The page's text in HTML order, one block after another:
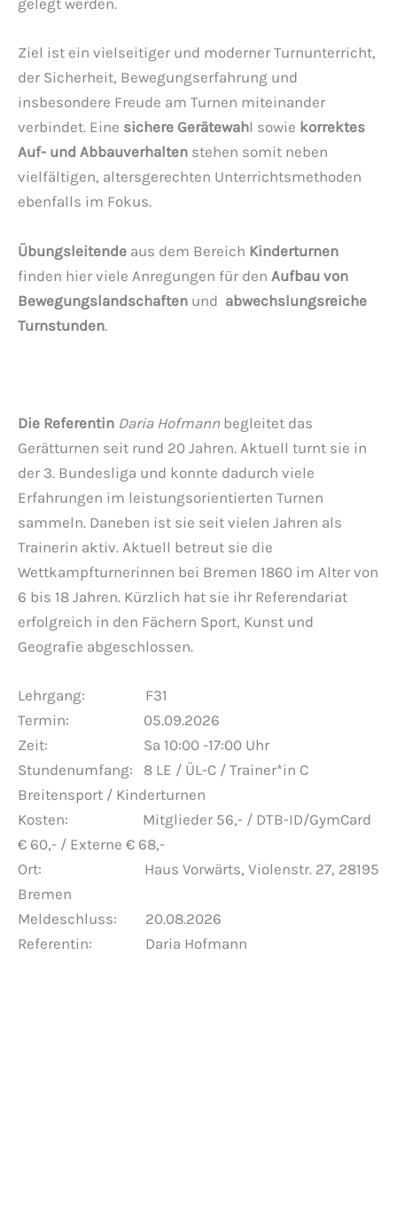
gelegt werden.
Ziel ist ein vielseitiger und moderner Turnunterricht,
der Sicherheit, Bewegungserfahrung und
insbesondere Freude am Turnen miteinander
verbindet. Eine sichere Gerätewahl sowie korrektes
Auf- und Abbauverhalten stehen somit neben
vielfältigen, altersgerechten Unterrichtsmethoden
ebenfalls im Fokus.
Übungsleitende aus dem Bereich Kinderturnen
finden hier viele Anregungen für den Aufbau von
Bewegungslandschaften und abwechslungsreiche
Turnstunden.
Die Referentin Daria Hofmann begleitet das
Gerätturnen seit rund 20 Jahren. Aktuell turnt sie in
der 3. Bundesliga und konnte dadurch viele
Erfahrungen im leistungsorientierten Turnen
sammeln. Daneben ist sie seit vielen Jahren als
Trainerin aktiv. Aktuell betreut sie die
Wettkampfturnerinnen bei Bremen 1860 im Alter von
6 bis 18 Jahren. Kürzlich hat sie ihr Referendariat
erfolgreich in den Fächern Sport, Kunst und
Geografie abgeschlossen.
Lehrgang: F31
Termin: 05.09.2026
Zeit: Sa 10:00 -17:00 Uhr
Stundenumfang: 8 LE / ÜL-C / Trainer*in C
Breitensport / Kinderturnen
Kosten: Mitglieder 56,- / DTB-ID/GymCard
€ 60,- / Externe € 68,-
Ort: Haus Vorwärts, Violenstr. 27, 28195
Bremen
Meldeschluss: 20.08.2026
Referentin: Daria Hofmann